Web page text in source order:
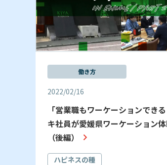
働き方
2022/02/16
「営業職もワーケーションでき
キ社員が愛媛県ワーケーション体
（後編）
ハピネスの種